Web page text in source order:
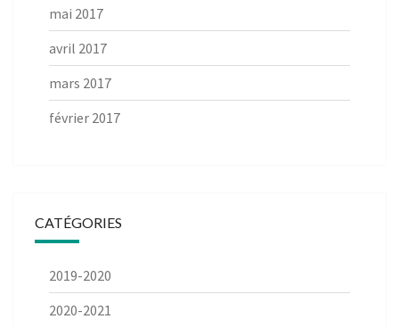
mai 2017
avril 2017
mars 2017
février 2017
CATÉGORIES
2019-2020
2020-2021